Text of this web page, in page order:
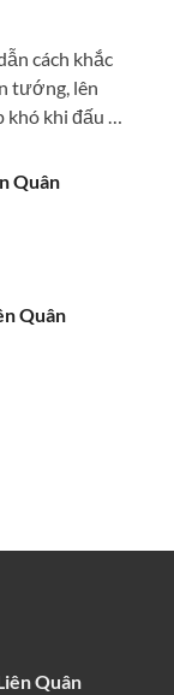
cách khắc
tướng, lên
khó khi đấu …
Quân
Quân
Quân